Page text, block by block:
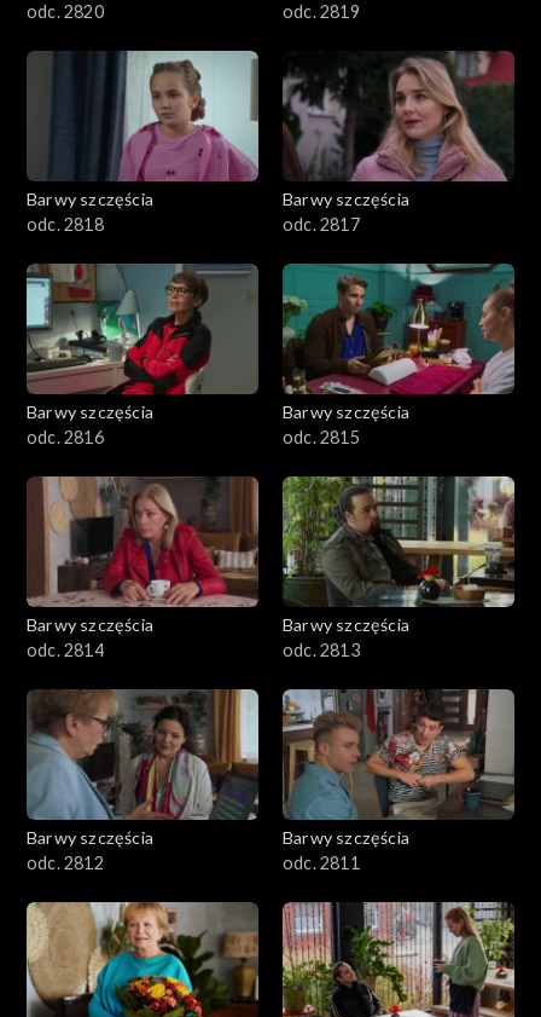
odc. 2820
odc. 2819
Barwy szczęścia
odc. 2818
Barwy szczęścia
odc. 2817
Barwy szczęścia
odc. 2816
Barwy szczęścia
odc. 2815
Barwy szczęścia
odc. 2814
Barwy szczęścia
odc. 2813
Barwy szczęścia
odc. 2812
Barwy szczęścia
odc. 2811